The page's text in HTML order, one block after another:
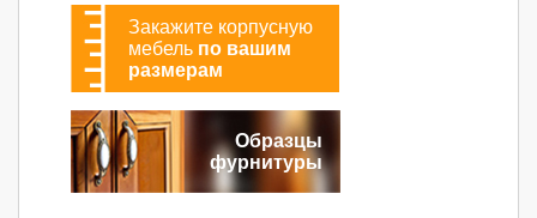
Закажите корпусную
мебель по вашим
размерам
Образцы
фурнитуры